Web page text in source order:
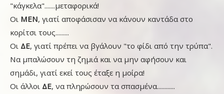
"κάγκελα".......μεταφορικά!
Οι ΜΕΝ, γιατί αποφάσισαν να κάνουν καντάδα στο
κορίτσι τους.........
Οι ΔΕ, γιατί πρέπει να βγάλουν "το φίδι από την τρύπα".
Να μπαλώσουν τη ζημιά και να μην αφήσουν και
σημάδι, γιατί εκεί τους έταξε η μοίρα!
Οι άλλοι ΔΕ, να πληρώσουν τα σπασμένα............